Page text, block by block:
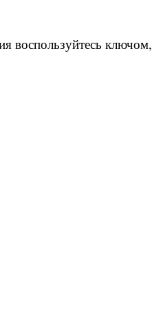
воспользуйтесь ключом,